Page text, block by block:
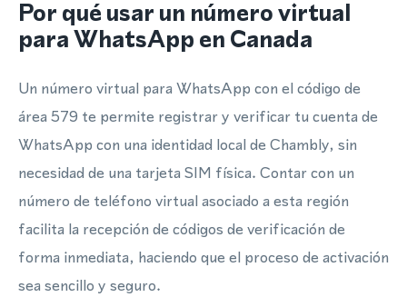
Por qué usar un número virtual
para WhatsApp en Canada
Un número virtual para WhatsApp con el código de
área 579 te permite registrar y verificar tu cuenta de
WhatsApp con una identidad local de Chambly, sin
necesidad de una tarjeta SIM física. Contar con un
número de teléfono virtual asociado a esta región
facilita la recepción de códigos de verificación de
forma inmediata, haciendo que el proceso de activación
sea sencillo y seguro.